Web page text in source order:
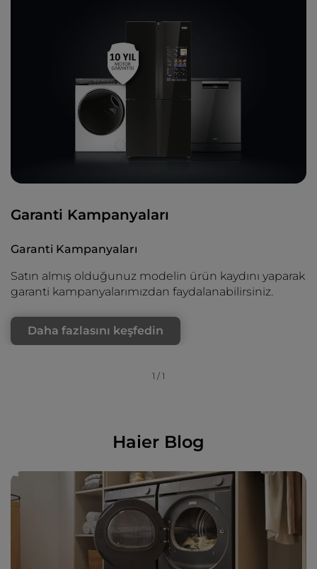
Garanti Kampanyaları
Garanti Kampanyaları
Satın almış olduğunuz modelin ürün kaydını yaparak
garanti kampanyalarımızdan faydalanabilirsiniz.
Daha fazlasını keşfedin
1 / 1
Haier Blog